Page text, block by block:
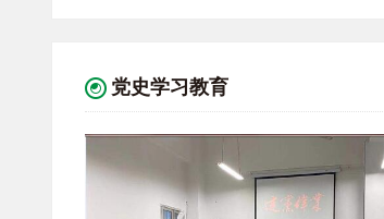
党史学习教育